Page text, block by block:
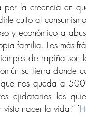
por la creencia en
culto al
y económico a
familia. Los más
de rapiña
su tierra donde
nos queda a
ejidatarios les
nacer la vida.” [